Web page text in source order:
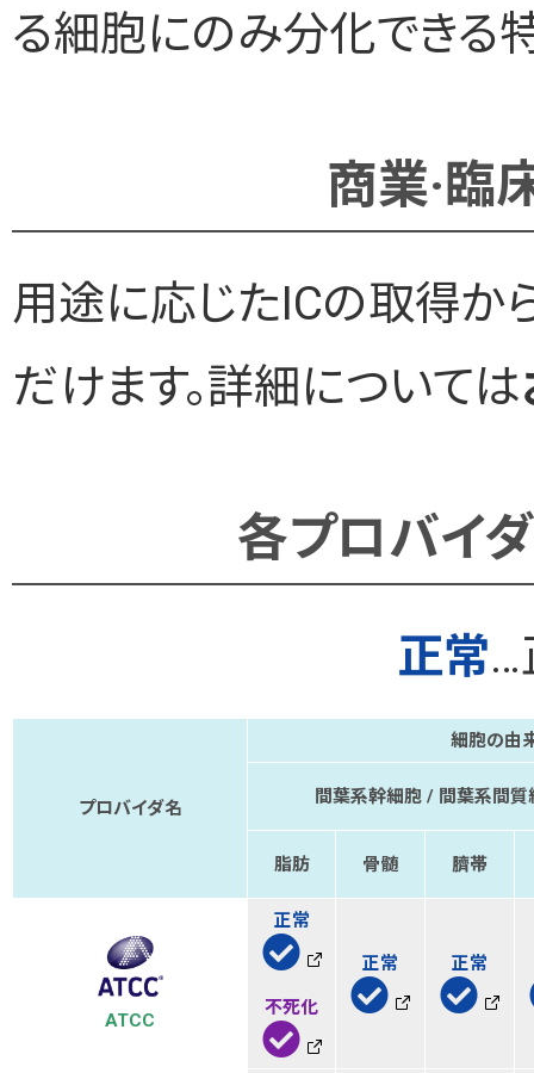
る細胞にのみ分化できる
商業·臨
用途に応じたICの取得か
だけます。詳細については
各プロバイ
正常
プロバイダ名
細胞の由
間葉系幹細胞 / 間葉系間質
脂肪 骨髄 臍帯
ATCC
正常
不死化
正常 正常